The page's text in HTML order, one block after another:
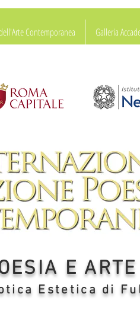
E ARTE
Estetica di
Contemporanea Galleria